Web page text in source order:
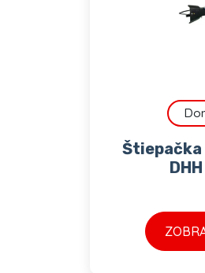
Štiepačka